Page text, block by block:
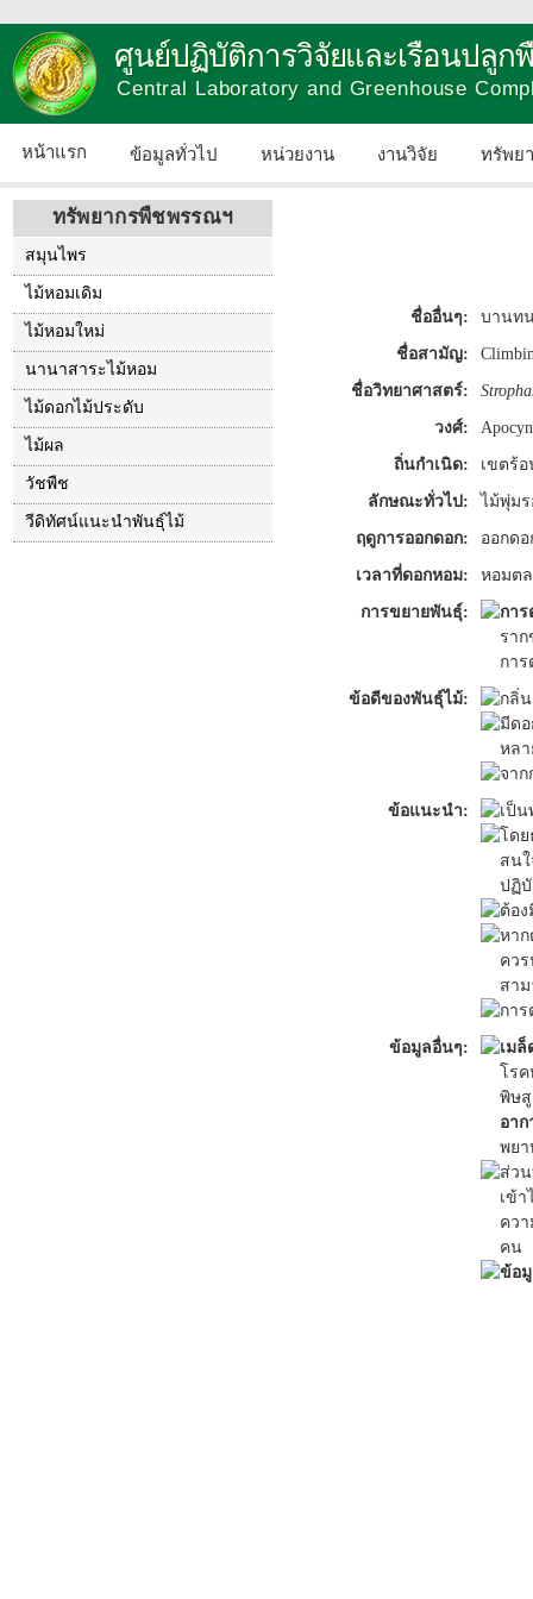
ศูนย์ปฏิบัติการวิจัยและเรือนปลูก
Central Laboratory and Greenhouse
หน้าแรก ข้อมูลทั่วไป หน่วยงาน งานวิจัย ทรัพย
ทรัพยากรพืชพรรณฯ
สมุนไพร
ไม้หอมเดิม
ไม้หอมใหม่
นานาสาระไม้หอม
ไม้ดอกไม้ประดับ
ไม้ผล
วัชพืช
วีดิทัศน์แนะนำพันธุ์ไม้
ชื่ออื่นๆ: บานท
ชื่อสามัญ:
ชื่อวิทยาศาสตร์:
วงศ์:
ถิ่นกำเนิด: เขตร้
ลักษณะทั่วไป: ไม้พุ่ม
ฤดูการออกดอก: ออกด
เวลาที่ดอกหอม: หอมต
การขยายพันธุ์:
กา
รา
กา
ข้อดีของพันธุ์ไม้:
กลิ่
มีด
หล
จา
ข้อแนะนำ:
เป็
โด
สน
ปฏิบั
ต้อ
หาก
คว
สา
กา
ข้อมูลอื่นๆ:
เมล็
โร
พิษ
อา
พย
ส่ว
เข้
คว
คน
ข้อ